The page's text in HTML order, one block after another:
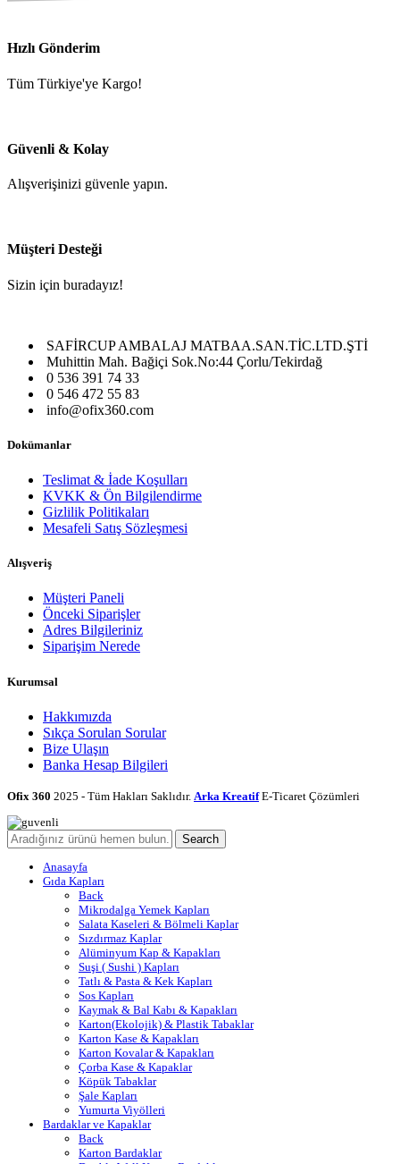
Hızlı Gönderim
Tüm Türkiye'ye Kargo!
Güvenli & Kolay
Alışverişinizi güvenle yapın.
Müşteri Desteği
Sizin için buradayız!
SAFİRCUP AMBALAJ MATBAA.SAN.TİC.LTD.ŞTİ
Muhittin Mah. Bağiçi Sok.No:44 Çorlu/Tekirdağ
0 536 391 74 33
0 546 472 55 83
info@ofix360.com
Dokümanlar
Teslimat & İade Koşulları
KVKK & Ön Bilgilendirme
Gizlilik Politikaları
Mesafeli Satış Sözleşmesi
Alışveriş
Müşteri Paneli
Önceki Siparişler
Adres Bilgileriniz
Siparişim Nerede
Kurumsal
Hakkımızda
Sıkça Sorulan Sorular
Bize Ulaşın
Banka Hesap Bilgileri
Ofix 360 2025 - Tüm Hakları Saklıdır. Arka KreatifE-Ticaret Çözümleri
Search
Anasayfa
Gıda Kapları
Back
Mikrodalga Yemek Kapları
Salata Kaseleri & Bölmeli Kaplar
Sızdırmaz Kaplar
Alüminyum Kap & Kapakları
Suşi ( Sushi ) Kapları
Tatlı & Pasta & Kek Kapları
Sos Kapları
Kaymak & Bal Kabı & Kapakları
Karton(Ekolojik) & Plastik Tabaklar
Karton Kase & Kapakları
Karton Kovalar & Kapakları
Çorba Kase & Kapaklar
Köpük Tabaklar
Şale Kapları
Yumurta Viyölleri
Bardaklar ve Kapaklar
Back
Karton Bardaklar